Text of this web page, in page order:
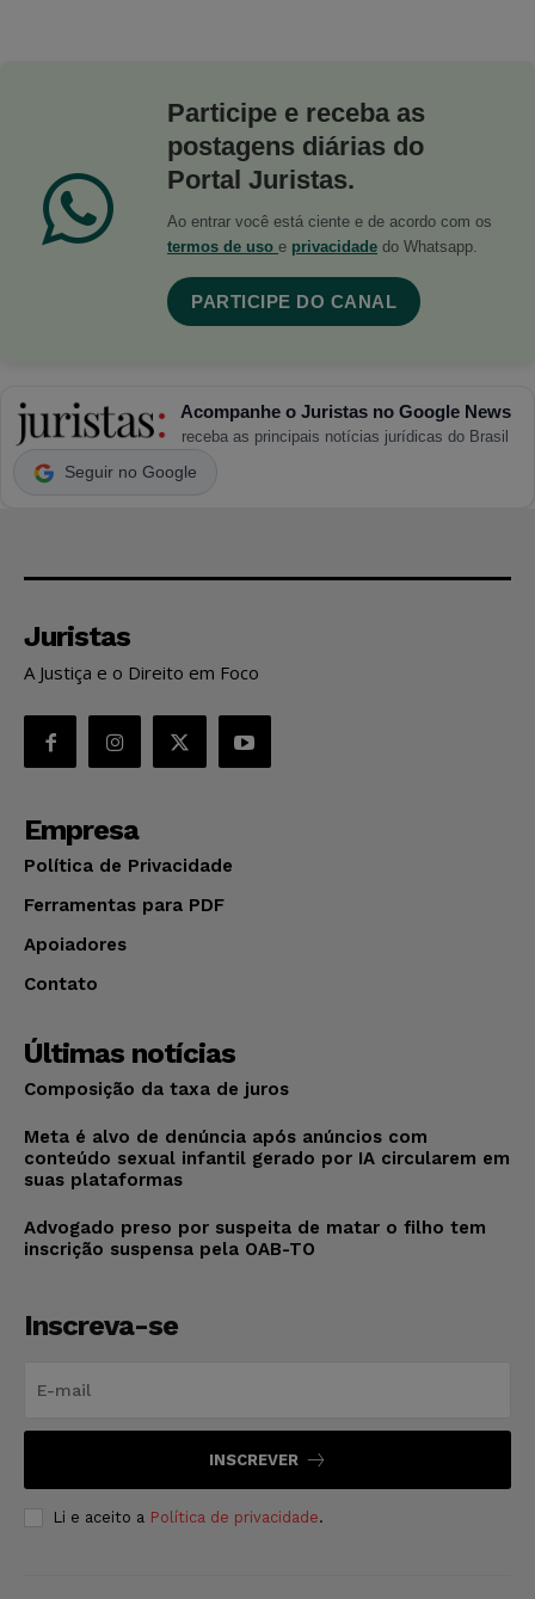
Participe e receba as
postagens diárias do
Portal Juristas.
Ao entrar você está ciente e de acordo com os
termos de uso e privacidade do Whatsapp.
PARTICIPE DO CANAL
Acompanhe o Juristas no Google News
receba as principais notícias jurídicas do Brasil
Seguir no Google
Juristas
A Justiça e o Direito em Foco
Empresa
Política de Privacidade
Ferramentas para PDF
Apoiadores
Contato
Últimas notícias
Composição da taxa de juros
Meta é alvo de denúncia após anúncios com
conteúdo sexual infantil gerado por IA circularem em
suas plataformas
Advogado preso por suspeita de matar o filho tem
inscrição suspensa pela OAB-TO
Inscreva-se
INSCREVER
Li e aceito a Política de privacidade.